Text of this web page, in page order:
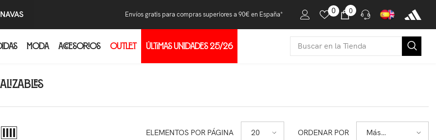
Envíos gratis para compras superiores a 90€ en España* 0 00 producto
Compras y devoluciones
condiciones del
MODA ACCESORIOS OUTLET ÚLTIMAS UNIDADES 25/26
ELEMENTOS POR PÁGINA 20 ORDENAR POR
Más